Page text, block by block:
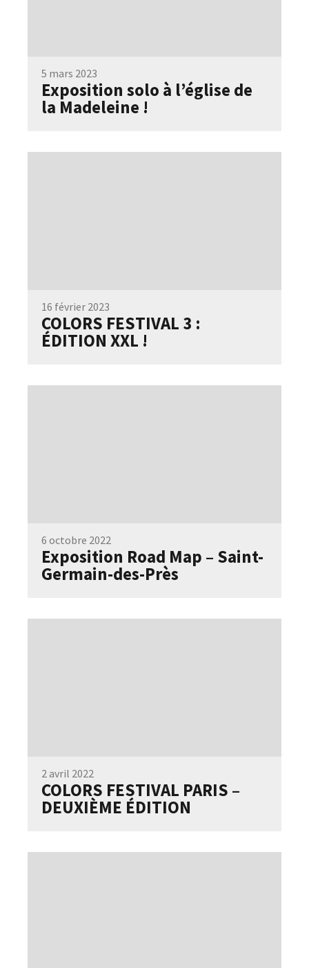
5 mars 2023
Exposition solo à l’église de
la Madeleine !
16 février 2023
COLORS FESTIVAL 3 :
ÉDITION XXL !
6 octobre 2022
Exposition Road Map – Saint-
Germain-des-Près
2 avril 2022
COLORS FESTIVAL PARIS –
DEUXIÈME ÉDITION